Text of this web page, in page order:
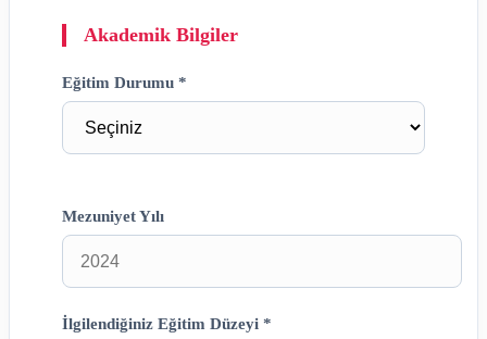
Akademik Bilgiler
Eğitim Durumu *
Mezuniyet Yılı
İlgilendiğiniz Eğitim Düzeyi *